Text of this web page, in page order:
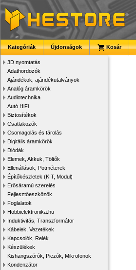
Kategóriák Újdonságok Kosár
3D nyomtatás
Adathordozók
Ajándékok, ajándékutalványok
Analóg áramkörök
Audiotechnika
Autó HiFi
Biztosítékok
Csatlakozók
Csomagolás és tárolás
Digitális áramkörök
Diódák
Elemek, Akkuk, Töltők
Ellenállások, Potméterek
Építőkészletek (KIT, Modul)
Erősáramú szerelés
Fejlesztőeszközök
Foglalatok
Hobbielektronika.hu
Induktivitás, Transzformátor
Kábelek, Vezetékek
Kapcsolók, Relék
Készülékek
Kishangszórók, Piezók, Mikrofonok
Kondenzátor